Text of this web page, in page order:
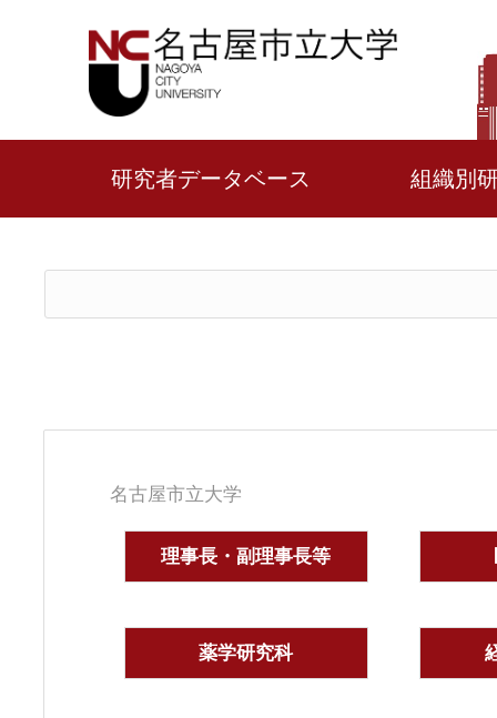
研究者データベース 組織別
名古屋市立大学
理事長・副理事長等
薬学研究科